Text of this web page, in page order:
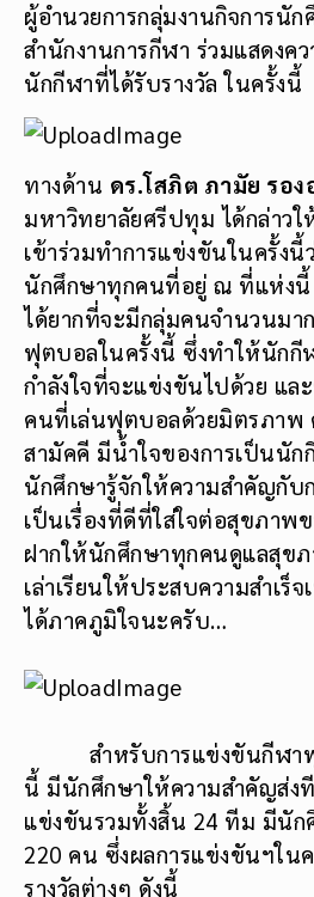
ผู้อำนวยการกลุ่มงานกิจการนั
สำนักงานการกีฬา ร่วมแสดงค
นักกีฬาที่ได้รับรางวัล ในครั้งนี้
ทางด้าน ดร.โสภิต ภามัย รอ
มหาวิทยาลัยศรีปทุม ได้กล่าว
เข้าร่วมทำการแข่งขันในครั้ง
นักศึกษาทุกคนที่อยู่ ณ ที่แห่งนี้
ได้ยากที่จะมีกลุ่มคนจำนวนมา
ฟุตบอลในครั้งนี้ ซึ่งทำให้นักกี
กำลังใจที่จะแข่งขันไปด้วย แ
คนที่เล่นฟุตบอลด้วยมิตรภาพ
สามัคคี มีน้ำใจของการเป็นนั
นักศึกษารู้จักให้ความสำคัญกับ
เป็นเรื่องที่ดีที่ใส่ใจต่อสุขภาพ
ฝากให้นักศึกษาทุกคนดูแลสุข
เล่าเรียนให้ประสบความสำเ
ได้ภาคภูมิใจนะครับ…
สำหรับการแข่งขันกีฬาฟุ
นี้ มีนักศึกษาให้ความสำคัญส่ง
แข่งขันรวมทั้งสิ้น 24 ทีม มีนัก
220 คน ซึ่งผลการแข่งขันฯใน
รางวัลต่างๆ ดังนี้